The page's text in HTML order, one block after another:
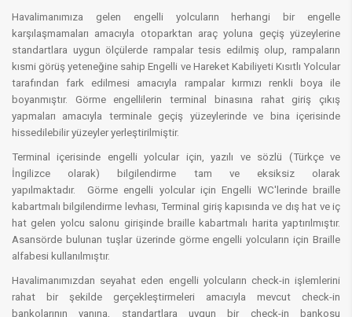
Havalimanımıza gelen engelli yolcuların herhangi bir engelle
karşılaşmamaları amacıyla otoparktan araç yoluna geçiş yüzeylerine
standartlara uygun ölçülerde rampalar tesis edilmiş olup, rampaların
kısmi görüş yeteneğine sahip Engelli ve Hareket Kabiliyeti Kısıtlı Yolcular
tarafından fark edilmesi amacıyla rampalar kırmızı renkli boya ile
boyanmıştır. Görme engellilerin terminal binasına rahat giriş çıkış
yapmaları amacıyla terminale geçiş yüzeylerinde ve bina içerisinde
hissedilebilir yüzeyler yerleştirilmiştir.
Terminal içerisinde engelli yolcular için, yazılı ve sözlü (Türkçe ve
İngilizce olarak) bilgilendirme tam ve eksiksiz olarak
yapılmaktadır. Görme engelli yolcular için Engelli WC'lerinde braille
kabartmalı bilgilendirme levhası, Terminal giriş kapısında ve dış hat ve iç
hat gelen yolcu salonu girişinde braille kabartmalı harita yaptırılmıştır.
Asansörde bulunan tuşlar üzerinde görme engelli yolcuların için Braille
alfabesi kullanılmıştır.
Havalimanımızdan seyahat eden engelli yolcuların check-in işlemlerini
rahat bir şekilde gerçekleştirmeleri amacıyla mevcut check-in
bankolarının yanına, standartlara uygun bir check-in bankosu